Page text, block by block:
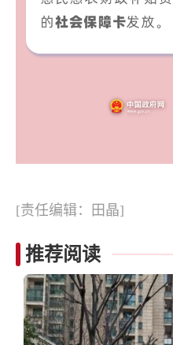
[责任编辑：田晶]
推荐阅读